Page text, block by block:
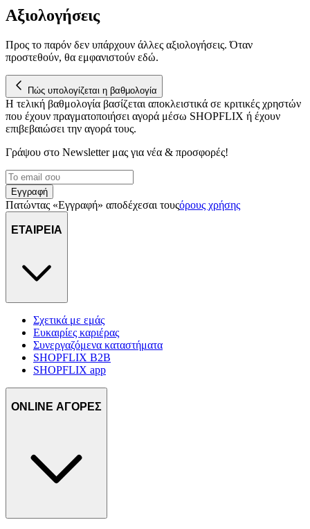
Αξιολογήσεις
Προς το παρόν δεν υπάρχουν άλλες αξιολογήσεις. Όταν
προστεθούν, θα εμφανιστούν εδώ.
Πώς υπολογίζεται η βαθμολογία
Η τελική βαθμολογία βασίζεται αποκλειστικά σε κριτικές χρηστών
που έχουν πραγματοποιήσει αγορά μέσω SHOPFLIX ή έχουν
επιβεβαιώσει την αγορά τους.
Γράψου στο Νewsletter μας για νέα & προσφορές!
Εγγραφή
Πατώντας «Εγγραφή» αποδέχεσαι τουςόρους χρήσης
ΕΤΑΙΡΕΙΑ
Σχετικά με εμάς
Ευκαιρίες καριέρας
Συνεργαζόμενα καταστήματα
SHOPFLIX B2B
SHOPFLIX app
ONLINE ΑΓΟΡΕΣ